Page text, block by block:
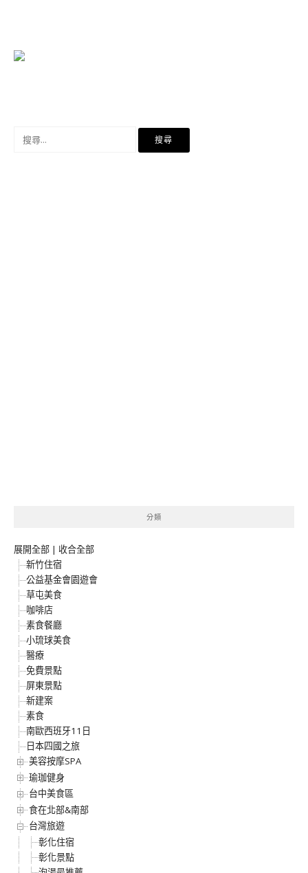
分類
展開全部 | 收合全部
新竹住宿
公益基金會園遊會
草屯美食
咖啡店
素食餐廳
小琉球美食
醫療
免費景點
屏東景點
新建案
素食
南歐西班牙11日
日本四國之旅
美容按摩SPA
瑜珈健身
台中美食區
食在北部&南部
台灣旅遊
彰化住宿
彰化景點